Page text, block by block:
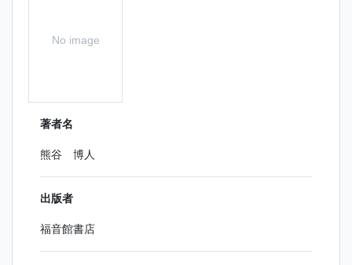
No image
著者名
熊谷 博人
出版者
福音館書店